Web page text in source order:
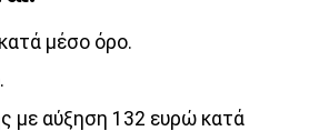
μέσο όρο.
με αύξηση 132 ευρώ κατά